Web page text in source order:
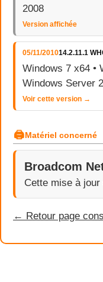
2008
Version affichée
05/11/201014.2.11.1
Windows 7 x64 •
Windows Server
Voir cette version →
🖨Matériel concerné
Broadcom
Cette mise à
← Retour page